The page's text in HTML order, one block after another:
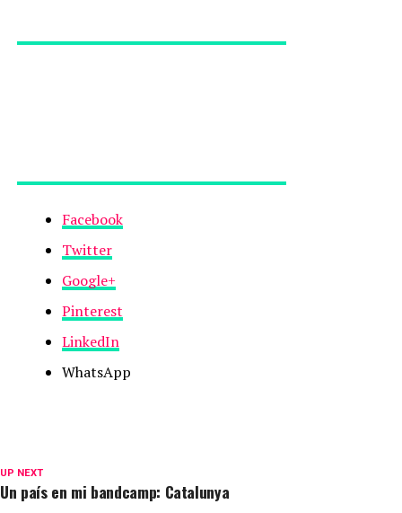
Facebook
Twitter
Google+
Pinterest
LinkedIn
WhatsApp
UP NEXT
Un país en mi bandcamp: Catalunya